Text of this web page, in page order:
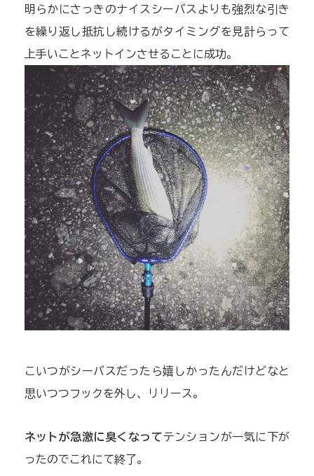
明らかにさっきのナイスシーバスよりも強烈な引き
を繰り返し抵抗し続けるがタイミングを見計らって
上手いことネットインさせることに成功。
こいつがシーバスだったら嬉しかったんだけどなと
思いつつフックを外し、リリース。
ネットが急激に臭くなってテンションが一気に下が
ったのでこれにて終了。